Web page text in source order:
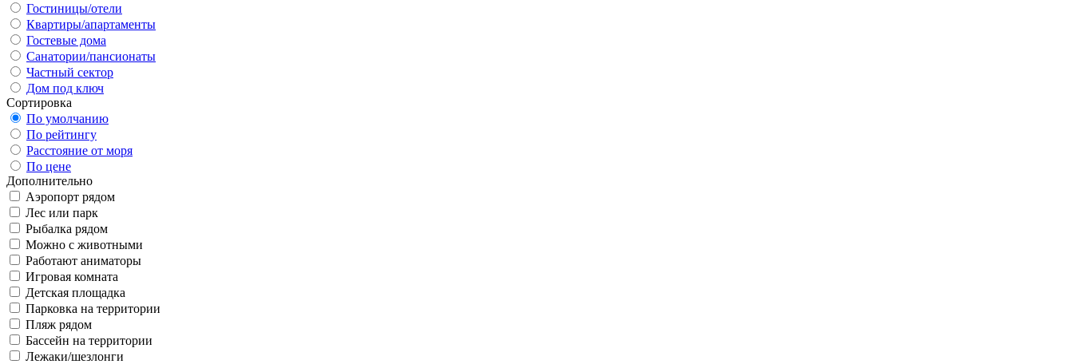
Гостиницы/отели
Квартиры/апартаменты
Гостевые дома
Санатории/пансионаты
Частный сектор
Дом под ключ
Сортировка
По умолчанию
По рейтингу
Расстояние от моря
По цене
Дополнительно
Аэропорт рядом
Лес или парк
Рыбалка рядом
Можно с животными
Работают аниматоры
Игровая комната
Детская площадка
Парковка на территории
Пляж рядом
Бассейн на территории
Лежаки/шезлонги